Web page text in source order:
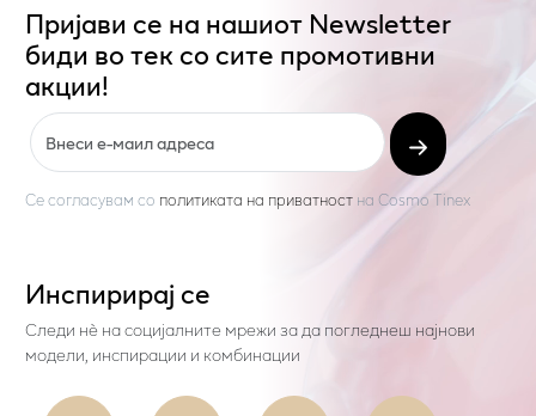
Пријави се на нашиот Newsletter
биди во тек со сите промотивни
акции!
Се согласувам со политиката на приватност на Cosmo Tinex
Инспирирај се
Следи нѐ на социјалните мрежи за да погледнеш најнови
модели, инспирации и комбинации